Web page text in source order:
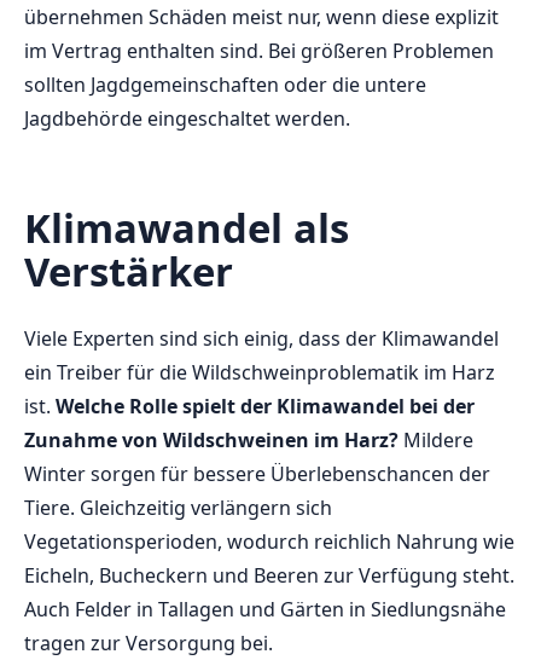
übernehmen Schäden meist nur, wenn diese explizit
im Vertrag enthalten sind. Bei größeren Problemen
sollten Jagdgemeinschaften oder die untere
Jagdbehörde eingeschaltet werden.
Klimawandel als
Verstärker
Viele Experten sind sich einig, dass der Klimawandel
ein Treiber für die Wildschweinproblematik im Harz
ist. Welche Rolle spielt der Klimawandel bei der
Zunahme von Wildschweinen im Harz? Mildere
Winter sorgen für bessere Überlebenschancen der
Tiere. Gleichzeitig verlängern sich
Vegetationsperioden, wodurch reichlich Nahrung wie
Eicheln, Bucheckern und Beeren zur Verfügung steht.
Auch Felder in Tallagen und Gärten in Siedlungsnähe
tragen zur Versorgung bei.